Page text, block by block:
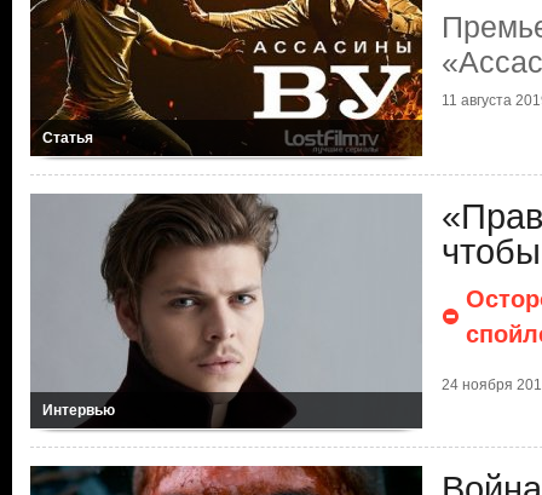
Статья
11 августа
Интервью
24 ноября